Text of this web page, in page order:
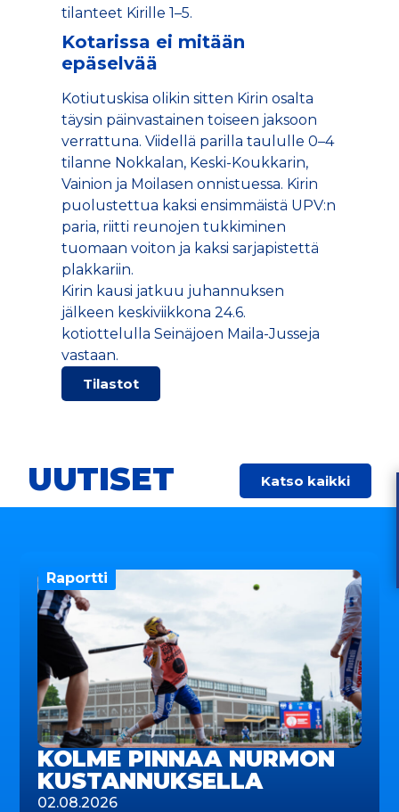
tilanteet Kirille 1–5.
Kotarissa ei mitään
epäselvää
Kotiutuskisa olikin sitten Kirin osalta
täysin päinvastainen toiseen jaksoon
verrattuna. Viidellä parilla taululle 0–4
tilanne Nokkalan, Keski-Koukkarin,
Vainion ja Moilasen onnistuessa. Kirin
puolustettua kaksi ensimmäistä UPV:n
paria, riitti reunojen tukkiminen
tuomaan voiton ja kaksi sarjapistettä
plakkariin.
Kirin kausi jatkuu juhannuksen
jälkeen keskiviikkona 24.6.
kotiottelulla Seinäjoen Maila-Jusseja
vastaan.
Tilastot
UUTISET Katso kaikki
Raportti
KOLME PINNAA NURMON
KUSTANNUKSELLA
02.08.2026